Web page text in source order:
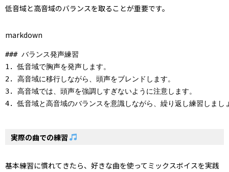
低音域と高音域のバランスを取ることが重要です。
markdown
### バランス発声練習
1. 低音域で胸声を発声します。
2. 高音域に移行しながら、頭声をブレンドします。
3. 高音域では、頭声を強調しすぎないように注意します。
実際の曲での練習
基本練習に慣れてきたら、好きな曲を使ってミックスボイスを実践